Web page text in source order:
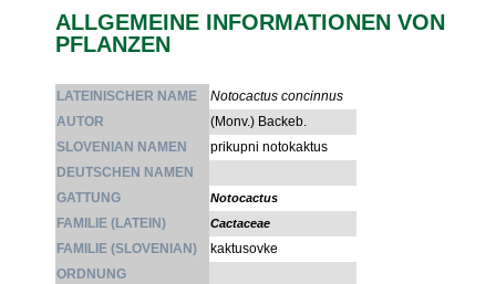
ALLGEMEINE INFORMATIONEN VON
PFLANZEN
LATEINISCHER NAME
Notocactus concinnus
AUTOR
(Monv.) Backeb.
SLOVENIAN NAMEN
prikupni notokaktus
DEUTSCHEN NAMEN
GATTUNG
Notocactus
FAMILIE (LATEIN) Cactaceae
FAMILIE (SLOVENIAN)
kaktusovke
ORDNUNG